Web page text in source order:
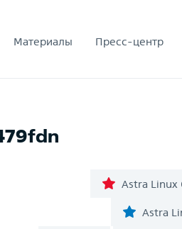
Материалы Пресс-центр
Astra Linux
Astra